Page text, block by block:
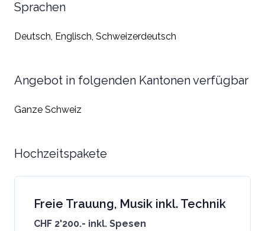
Sprachen
Deutsch, Englisch, Schweizerdeutsch
Angebot in folgenden Kantonen verfügbar
Ganze Schweiz
Hochzeitspakete
Freie Trauung, Musik inkl. Technik
CHF 2'200.- inkl. Spesen